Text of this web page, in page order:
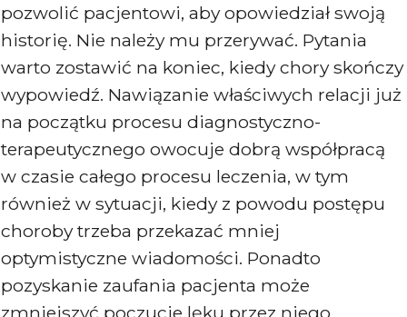
pozwolić pacjentowi, aby opowiedział swoją
historię. Nie należy mu przerywać. Pytania
warto zostawić na koniec, kiedy chory skończy
wypowiedź. Nawiązanie właściwych relacji już
na początku procesu diagnostyczno-
terapeutycznego owocuje dobrą współpracą
w czasie całego procesu leczenia, w tym
również w sytuacji, kiedy z powodu postępu
choroby trzeba przekazać mniej
optymistyczne wiadomości. Ponadto
pozyskanie zaufania pacjenta może
zmniejszyć poczucie lęku przez niego